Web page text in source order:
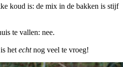
koud is: de mix in de bakken is stijf
te vallen: nee.
het echtnog veel te vroeg!